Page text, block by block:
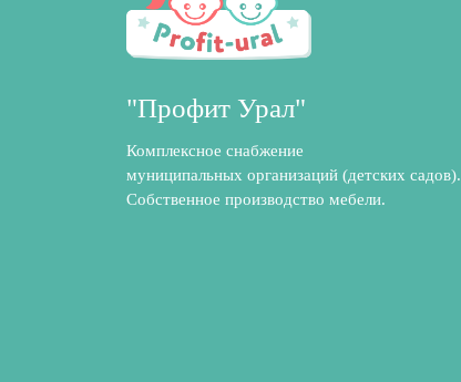
"Профит Урал"
Комплексное снабжение
муниципальных организаций (детских садов).
Собственное производство мебели.